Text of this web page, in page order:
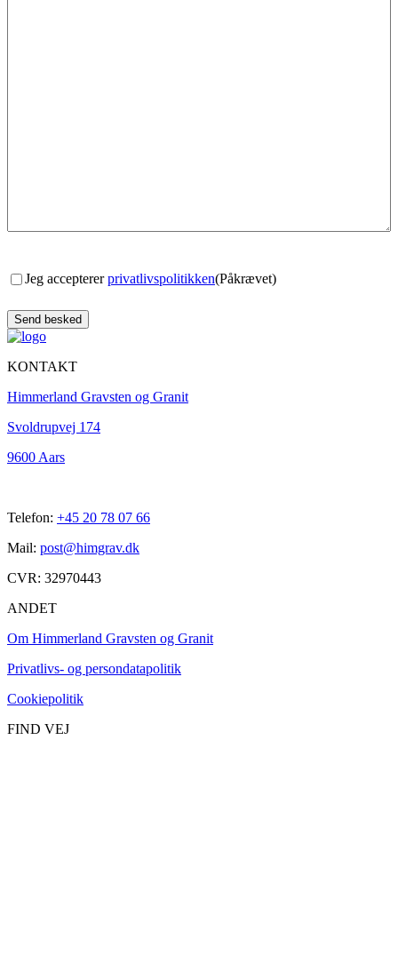
Consent(Påkrævet)
Jeg acceptererprivatlivspolitikken(Påkrævet)
KONTAKT
Himmerland Gravsten og Granit
Svoldrupvej 174
9600 Aars
Telefon: +45 20 78 07 66
Mail: post@himgrav.dk
CVR: 32970443
ANDET
Om Himmerland Gravsten og Granit
Privatlivs- og persondatapolitik
Cookiepolitik
FIND VEJ